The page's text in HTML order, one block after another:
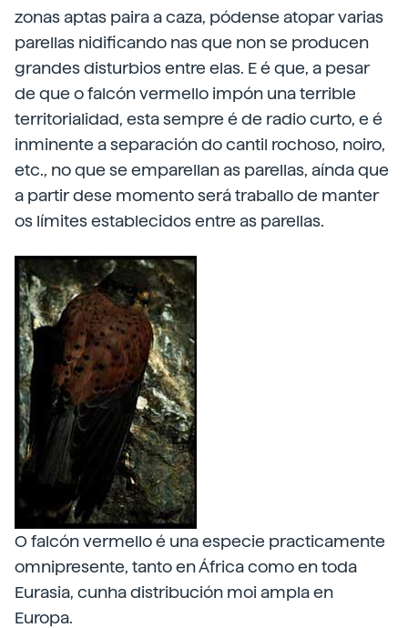
zonas aptas paira a caza, pódense atopar varias
parellas nidificando nas que non se producen
grandes disturbios entre elas. E é que, a pesar
de que o falcón vermello impón una terrible
territorialidad, esta sempre é de radio curto, e é
inminente a separación do cantil rochoso, noiro,
etc., no que se emparellan as parellas, aínda que
a partir dese momento será traballo de manter
os límites establecidos entre as parellas.
O falcón vermello é una especie practicamente
omnipresente, tanto en África como en toda
Eurasia, cunha distribución moi ampla en
Europa.